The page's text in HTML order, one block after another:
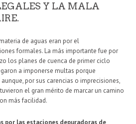
Y LA MALA
de aguas eran por el
formales. La más importante fue por
los planes de cuenca de primer ciclo
a imponerse multas porque
por sus carencias o imprecisiones,
el gran mérito de marcar un camino
más facilidad.